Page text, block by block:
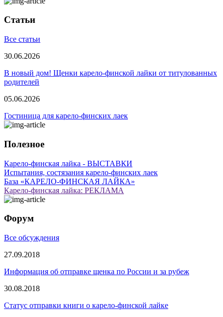
Статьи
Все статьи
30.06.2026
В новый дом! Щенки карело-финской лайки от титулованных
родителей
05.06.2026
Гостиница для карело-финских лаек
Полезное
Карело-финская лайка - ВЫСТАВКИ
Испытания, состязания карело-финских лаек
База «КАРЕЛО-ФИНСКАЯ ЛАЙКА»
Карело-финская лайка: РЕКЛАМА
Форум
Все обсуждения
27.09.2018
Информация об отправке щенка по России и за рубеж
30.08.2018
Статус отправки книги о карело-финской лайке